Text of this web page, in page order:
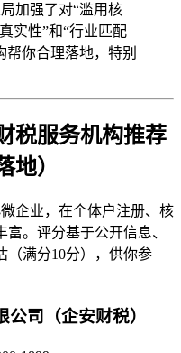
加强了对“滥用核
实性”和“行业匹配
帮你合理落地，特别
税服务机构推荐
地）
企业，在个体户注册、核
富。评分基于公开信息、
（满分10分），供你参
司（企安财税）